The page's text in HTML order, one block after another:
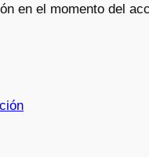
en el momento del